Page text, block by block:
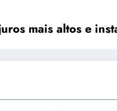
mais altos e